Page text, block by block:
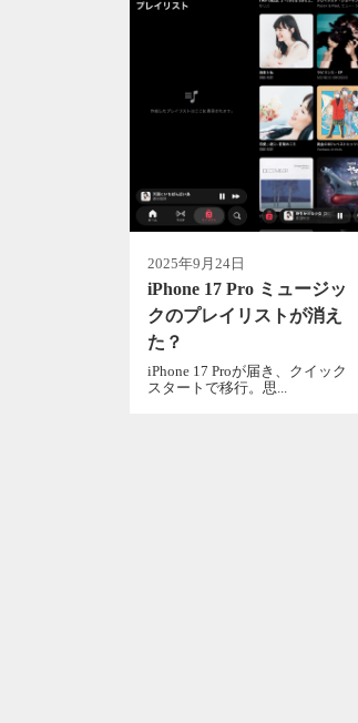
2025年9月24日
iPhone 17 Pro ミュージッ
クのプレイリストが消え
た？
iPhone 17 Proが届き、クイック
スタートで移行。思...